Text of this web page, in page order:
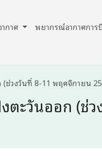
กาศ พยากรณ์อากาศการ
วงวันที่ 8-11 พฤศจิกายน
ะวันออก (ช่